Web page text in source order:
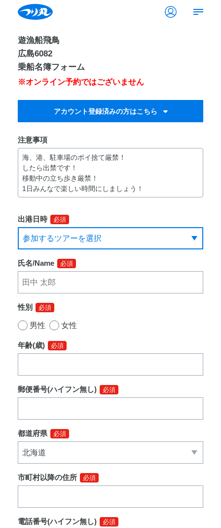
遊漁船飛鳥
広島6082
乗船名簿フォーム
※オンライン予約ではございません
注意事項
海、港、駐車場のポイ捨て厳禁！
したら出禁です！
移動中の立ち歩き厳禁！
1日みんなで楽しい時間にしましょう！
出港日時 必須
氏名/Name 必須
性別 必須
男性 女性
年齢(歳) 必須
郵便番号(ハイフン無し) 必須
都道府県 必須
市町村以降の住所 必須
電話番号(ハイフン無し) 必須